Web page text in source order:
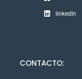
linkedIn
CONTACTO: